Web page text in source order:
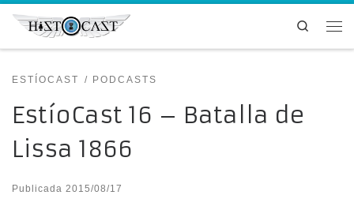
Saltar al contenido
Search
ESTÍOCAST PODCASTS
EstíoCast 16 – Batalla de
Lissa 1866
Publicada 2015/08/17